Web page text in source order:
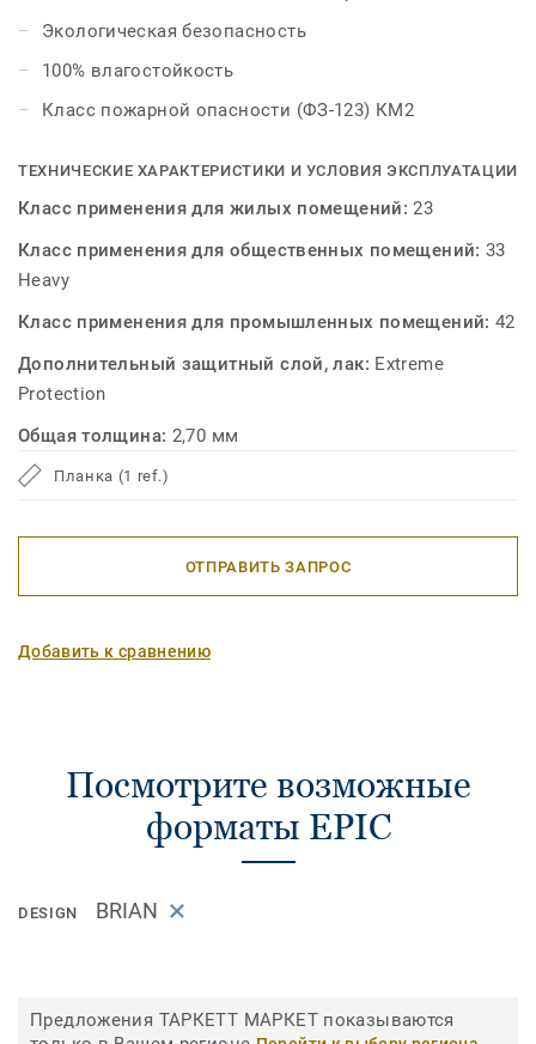
преимущества трех напольных покрытий: красоту
паркета, практичность линолеума и модульность
плитки. ART VINYL EPIC – креативный пол!
С возможностями укладки Art Vinyl вы можете
Экологическая безопасность
100% влагостойкость
Класс пожарной опасности (ФЗ-123) КМ2
ТЕХНИЧЕСКИЕ ХАРАКТЕРИСТИКИ И УСЛОВИЯ ЭКСПЛУАТАЦИИ
Класс применения для жилых помещений:23
Класс применения для общественных помещений:33
Heavy
Класс применения для промышленных помещений:42
Дополнительный защитный слой, лак: Extreme
Protection
Общая толщина: 2,70 мм
Планка (1 ref.)
ОТПРАВИТЬ ЗАПРОС
Добавить к сравнению
Посмотрите возможные
форматы EPIC
DESIGN BRIAN
Предложения ТАРКЕТТ МАРКЕТ показываются